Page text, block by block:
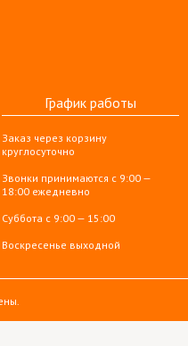
График работы
Заказ через корзину
круглосуточно
Звонки принимаются с 9:00 —
18:00 ежедневно
Суббота с 9:00 — 15:00
Воскресенье выходной